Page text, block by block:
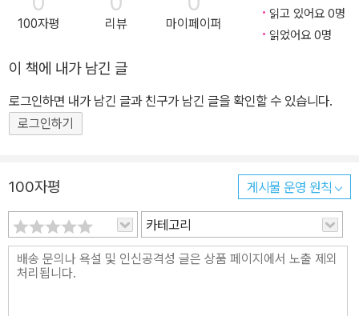
100자평 리뷰 마이페이퍼
읽고 있어요 0명
읽었어요 0명
이 책에 내가 남긴 글
로그인하면 내가 남긴 글과 친구가 남긴 글을 확인할 수 있습니다.
로그인하기
100자평 게시물 운영 원칙
카테고리